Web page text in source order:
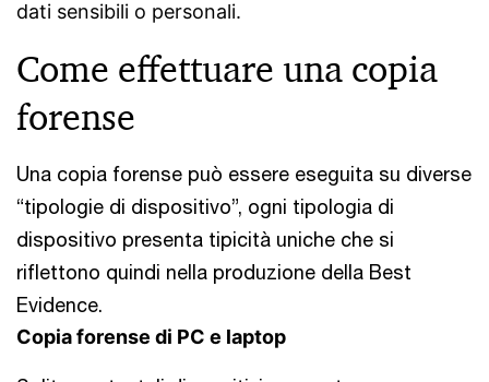
dati sensibili o personali.
Come effettuare una copia
forense
Una copia forense può essere eseguita su diverse
“tipologie di dispositivo”, ogni tipologia di
dispositivo presenta tipicità uniche che si
riflettono quindi nella produzione della Best
Evidence.
Copia forense di PC e laptop